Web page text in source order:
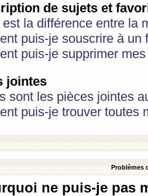
de sujets et
la différence entre la
puis-je souscrire à
puis-je supprimer
jointes
sont les pièces jointes
puis-je trouver toutes
Problèmes
ne puis-je pas